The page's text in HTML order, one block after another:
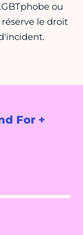
For +
ou
le droit